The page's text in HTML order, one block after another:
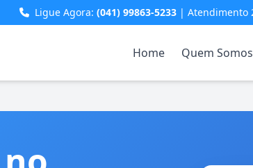
Ligue Agora: (041) 99863-5233 | Atendimento
Home Quem Somos